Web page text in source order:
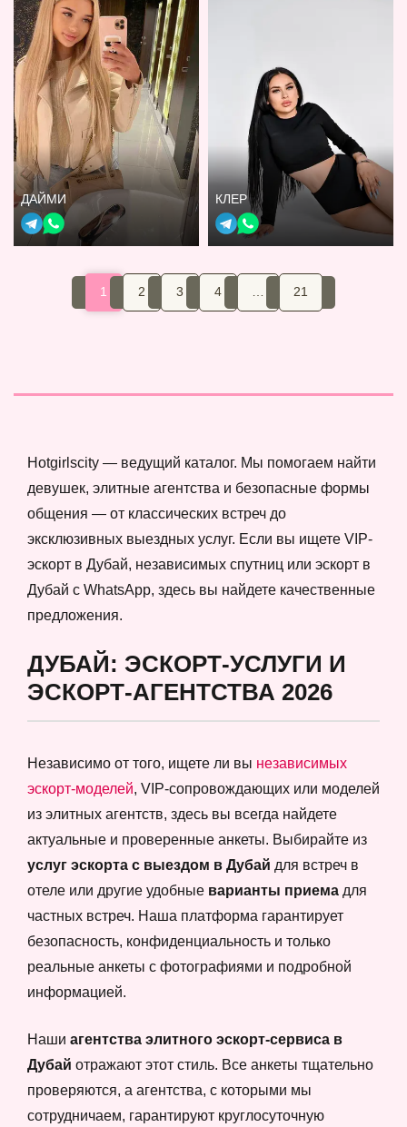
ДАЙМИ КЛЕР
1 2 3 4 21
Hotgirlscity — ведущий каталог. Мы помогаем найти
девушек, элитные агентства и безопасные формы
общения — от классических встреч до
эксклюзивных выездных услуг. Если вы ищете VIP-
эскорт в Дубай, независимых спутниц или эскорт в
Дубай с WhatsApp, здесь вы найдете качественные
предложения.
ДУБАЙ: ЭСКОРТ-УСЛУГИ И
ЭСКОРТ-АГЕНТСТВА 2026
Независимо от того, ищете ли вы независимых
эскорт-моделей, VIP-сопровождающих или моделей
из элитных агентств, здесь вы всегда найдете
актуальные и проверенные анкеты. Выбирайте из
услуг эскорта с выездом в Дубай для встреч в
отеле или другие удобные варианты приема для
частных встреч. Наша платформа гарантирует
безопасность, конфиденциальность и только
реальные анкеты с фотографиями и подробной
информацией.
Наши агентства элитного эскорт-сервиса в
Дубай отражают этот стиль. Все анкеты тщательно
проверяются, а агентства, с которыми мы
сотрудничаем, гарантируют круглосуточную